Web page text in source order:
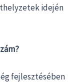
idején
fejlesztésében